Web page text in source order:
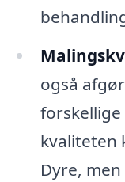
også
kvaliteten
Dyre,